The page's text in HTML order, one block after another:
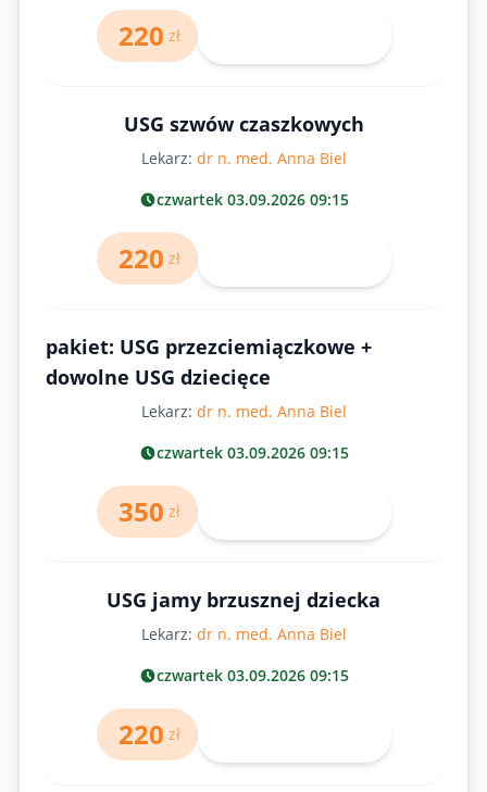
220 zł
USG szwów czaszkowych
Lekarz: dr n. med. Anna Biel
czwartek 03.09.2026 09:15
220 zł
pakiet: USG przezciemiączkowe +
dowolne USG dziecięce
Lekarz: dr n. med. Anna Biel
czwartek 03.09.2026 09:15
350 zł
USG jamy brzusznej dziecka
Lekarz: dr n. med. Anna Biel
czwartek 03.09.2026 09:15
220 zł